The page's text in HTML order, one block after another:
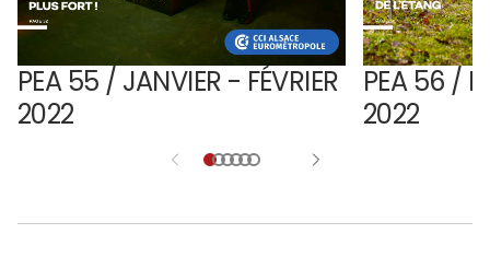
PEA 55 / JANVIER - FÉVRIER
2022
PEA 56 /
2022